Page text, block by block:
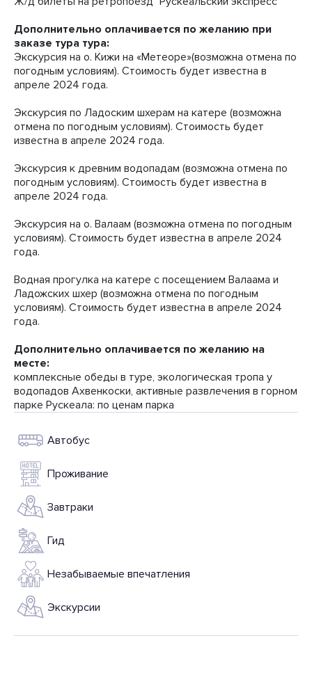
Дополнительно оплачивается по желанию при
заказе тура тура:
Экскурсия на о. Кижи на «Метеоре»(возможна отмена по
погодным условиям). Стоимость будет известна в
апреле 2024 года.
Экскурсия по Ладоским шхерам на катере (возможна
отмена по погодным условиям). Стоимость будет
известна в апреле 2024 года.
Экскурсия к древним водопадам (возможна отмена по
погодным условиям). Стоимость будет известна в
апреле 2024 года.
Экскурсия на о. Валаам (возможна отмена по погодным
условиям). Стоимость будет известна в апреле 2024
года.
Водная прогулка на катере с посещением Валаама и
Ладожских шхер (возможна отмена по погодным
условиям). Стоимость будет известна в апреле 2024
года.
Дополнительно оплачивается по желанию на
месте:
комплексные обеды в туре, экологическая тропа у
водопадов Ахвенкоски, активные развлечения в горном
парке Рускеала: по ценам парка
Автобус
Проживание
Завтраки
Гид
Незабываемые впечатления
Экскурсии